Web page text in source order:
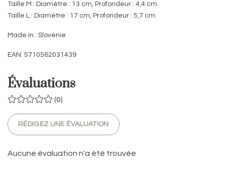
Taille M : Diamètre : 13 cm, Profondeur : 4,4 cm.
Taille L : Diamètre : 17 cm, Profondeur : 5,7 cm.
Made in : Slovénie
EAN: 5710562031439
Évaluations
(0)
RÉDIGEZ UNE ÉVALUATION
Aucune évaluation n'a été trouvée